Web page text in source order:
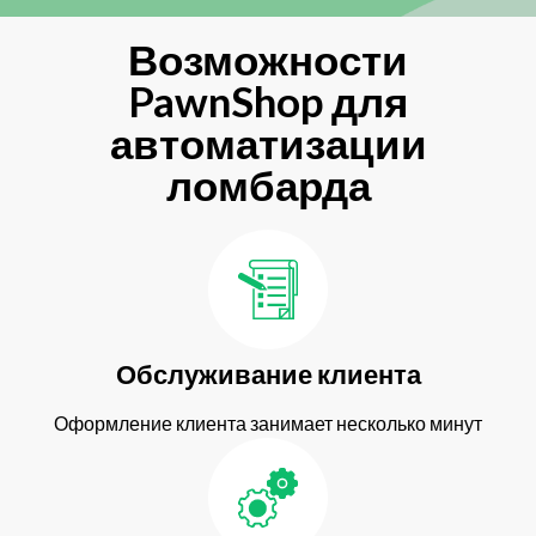
Возможности
PawnShop для
автоматизации
ломбарда
Обслуживание клиента
Оформление клиента занимает несколько минут